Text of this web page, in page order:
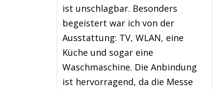
ist unschlagbar. Besonders
begeistert war ich von der
Ausstattung: TV, WLAN, eine
Küche und sogar eine
Waschmaschine. Die Anbindung
ist hervorragend, da die Messe